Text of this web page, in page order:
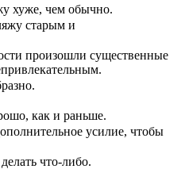
хуже, чем обычно.
старым и
произошли существенные
как и раньше.
усилие, чтобы
что-либо.